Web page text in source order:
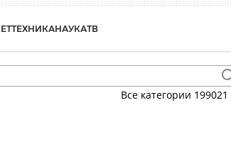
ТЕХНИКАНАУКАТВ
Все категории 199021